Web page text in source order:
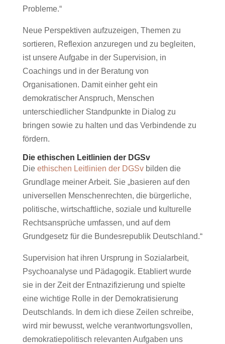
Probleme.“
Neue Perspektiven aufzuzeigen, Themen zu
sortieren, Reflexion anzuregen und zu begleiten,
ist unsere Aufgabe in der Supervision, in
Coachings und in der Beratung von
Organisationen. Damit einher geht ein
demokratischer Anspruch, Menschen
unterschiedlicher Standpunkte in Dialog zu
bringen sowie zu halten und das Verbindende zu
fördern.
Die ethischen Leitlinien der DGSv
Die ethischen Leitlinien der DGSvbilden die
Grundlage meiner Arbeit. Sie „basieren auf den
universellen Menschenrechten, die bürgerliche,
politische, wirtschaftliche, soziale und kulturelle
Rechtsansprüche umfassen, und auf dem
Grundgesetz für die Bundesrepublik Deutschland.“
Supervision hat ihren Ursprung in Sozialarbeit,
Psychoanalyse und Pädagogik. Etabliert wurde
sie in der Zeit der Entnazifizierung und spielte
eine wichtige Rolle in der Demokratisierung
Deutschlands. In dem ich diese Zeilen schreibe,
wird mir bewusst, welche verantwortungsvollen,
demokratiepolitisch relevanten Aufgaben uns